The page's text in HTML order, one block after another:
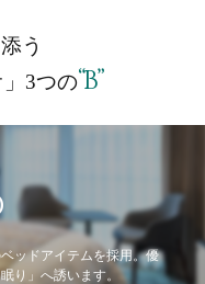
う
3つの“B”
ッドアイテムを採用。優
り」へ誘います。